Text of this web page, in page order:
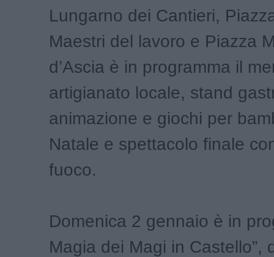
Lungarno dei Cantieri,
Maestri del lavoro e Piazza
d’Ascia è in programma il
artigianato locale, stand
animazione e giochi per
Natale e spettacolo finale
fuoco.
Domenica 2 gennaio è in
Magia dei Magi in Castello”,